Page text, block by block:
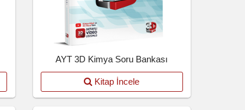
AYT 3D Kimya Soru Bankası
Kitap İncele